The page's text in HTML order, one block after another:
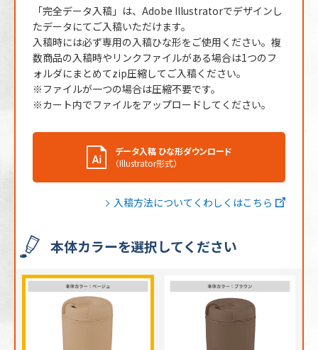
「完全データ入稿」は、Adobe Illustratorでデザインし
たデータにてご入稿いただけます。
入稿時には必ず専用の入稿ひな形をご使用ください。複
数商品の入稿時やリンクファイルがある場合は1つのフ
ォルダにまとめてzip圧縮してご入稿ください。
※ファイルが一つの場合は圧縮不要です。
※カート内でファイルをアップロードしてください。
データ入稿 ひな形ダウンロード
（Illustrator形式）
入稿方法についてくわしくはこちら
本体カラーを選択してください